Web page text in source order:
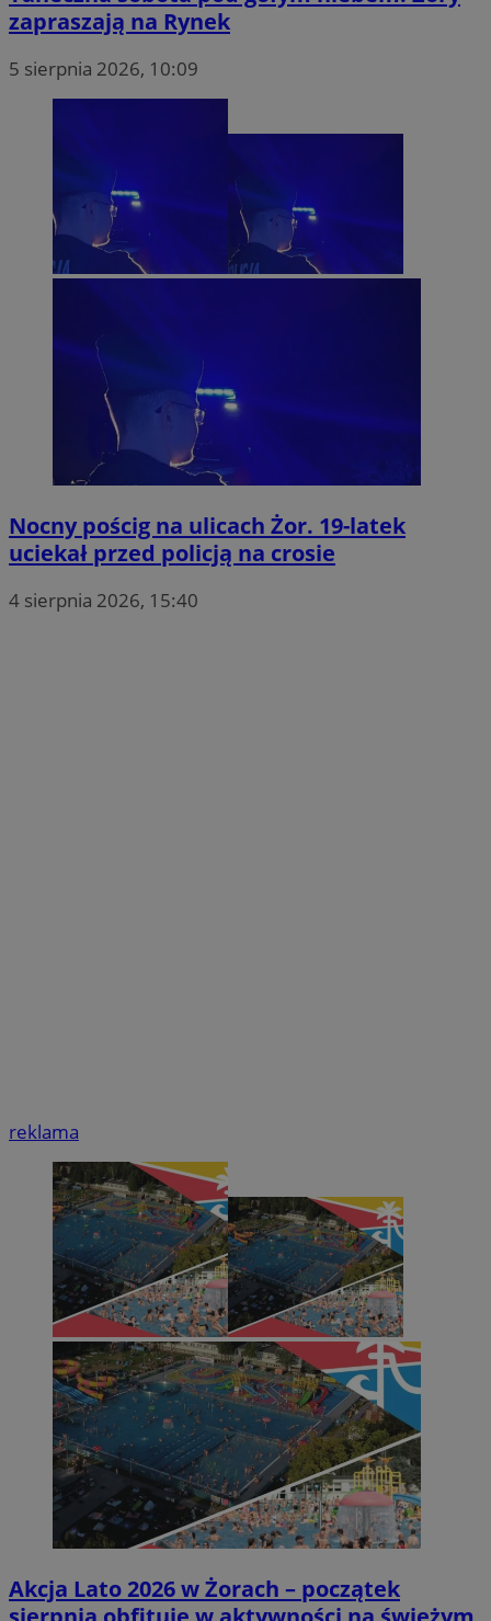
zapraszają na Rynek
5 sierpnia 2026, 10:09
Nocny pościg na ulicach Żor. 19-latek
uciekał przed policją na crosie
4 sierpnia 2026, 15:40
reklama
Akcja Lato 2026 w Żorach – początek